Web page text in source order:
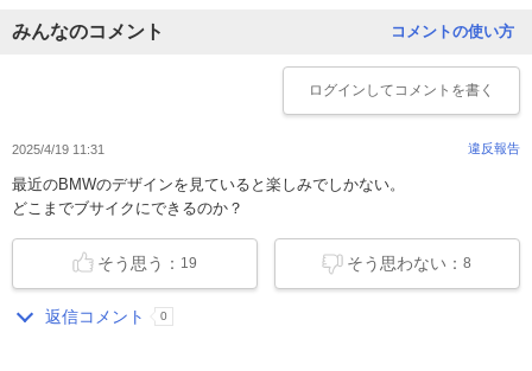
コメントの使い方
みんなのコメント
ログイン してコメントを書く
2025/4/19 11:31 違反報告
最近のBMWのデザインを見ていると楽しみでしかない。
どこまでブサイクにできるのか？
そう思わない：8
そう思う： 19
返信コメント 0